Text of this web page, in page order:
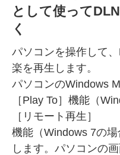
として使って
く
パソコンを操作して
楽を再生します。
パソコンのWindows
［Play To］機能（
［リモート再生］
機能（Windows 7の
します。パソコンの